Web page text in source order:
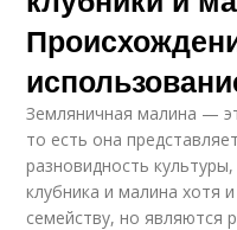
Земляничная малина —
то есть она
разновидность
клубника и малина хотя
семейству, но являются